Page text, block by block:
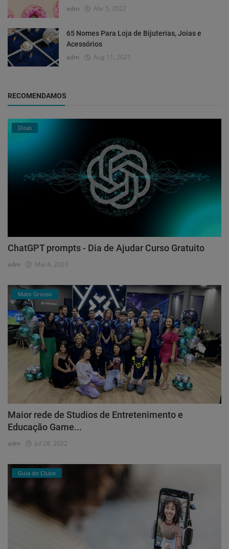
adm Abr 5, 2022
65 Nomes Para Loja de Bijuterias, Joias e
Acessórios
adm Aug 11, 2021
RECOMENDAMOS
Dicas
ChatGPT prompts - Dia de Ajudar Curso Gratuito
adm Mai 4, 2023
Mato Grosso
Maior rede de Studios de Entretenimento e
Educação Game...
adm Jul 28, 2022
Guia do Clube